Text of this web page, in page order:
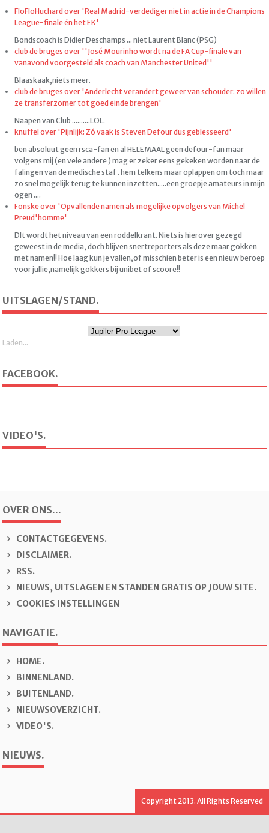
FloFloHuchard over 'Real Madrid-verdediger niet in actie in de Champions
League-finale én het EK'
Bondscoach is Didier Deschamps ... niet Laurent Blanc (PSG)
club de bruges over ''José Mourinho wordt na de FA Cup-finale van
vanavond voorgesteld als coach van Manchester United''
Blaaskaak,niets meer.
club de bruges over 'Anderlecht verandert geweer van schouder: zo willen
ze transferzomer tot goed einde brengen'
Naapen van Club ..........LOL.
knuffel over 'Pijnlijk: Zó vaak is Steven Defour dus geblesseerd'
ben absoluut geen rsca-fan en al HELEMAAL geen defour-fan maar
volgens mij (en vele andere ) mag er zeker eens gekeken worden naar de
falingen van de medische staf . hem telkens maar oplappen om toch maar
zo snel mogelijk terug te kunnen inzetten.....een groepje amateurs in mijn
ogen ....
Fonske over 'Opvallende namen als mogelijke opvolgers van Michel
Preud'homme'
DIt wordt het niveau van een roddelkrant. Niets is hierover gezegd
geweest in de media, doch blijven snertreporters als deze maar gokken
met namen!! Hoe laag kun je vallen,of misschien beter is een nieuw beroep
voor jullie,namelijk gokkers bij unibet of scoore!!
UITSLAGEN/STAND.
Laden...
FACEBOOK.
VIDEO'S.
OVER ONS...
CONTACTGEGEVENS.
DISCLAIMER.
RSS.
NIEUWS, UITSLAGEN EN STANDEN GRATIS OP JOUW SITE.
COOKIES INSTELLINGEN
NAVIGATIE.
H OME.
B INNENLAND.
BU ITENLAND.
N
IEUWSOVERZICHT.
VIDEO'S.
NIEUWS.
Copyright 2013. All Rights Reserved